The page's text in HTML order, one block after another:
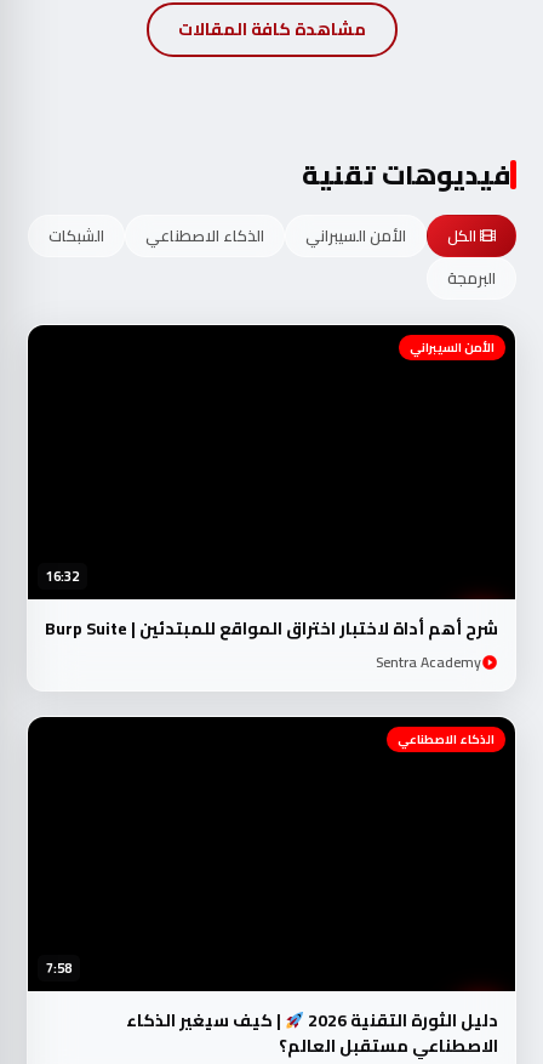
مشاهدة كافة المقالات
فيديوهات تقنية
الكل الأمن السيبراني الذكاء الاصطناعي
الشبكات
البرمجة
16:32
الأمن السيبراني
شرح أهم أداة لاختبار اختراق المواقع للمبتدئين | Burp Suite
Sentra Academy
7:58
الذكاء الاصطناعي
دليل الثورة التقنية 2026
| كيف سيغير الذكاء
الاصطناعي مستقبل العالم؟